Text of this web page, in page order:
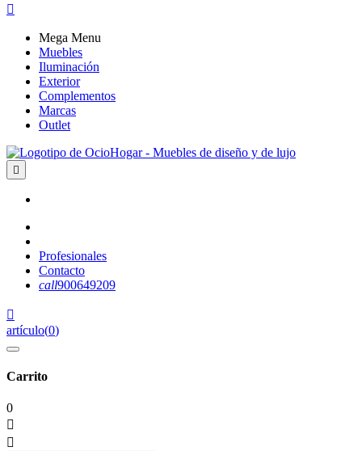

Mega Menu
Muebles
Iluminación
Exterior
Complementos
Marcas
Outlet

Profesionales
Contacto
call900649209

artículo(0)
Carrito
0

